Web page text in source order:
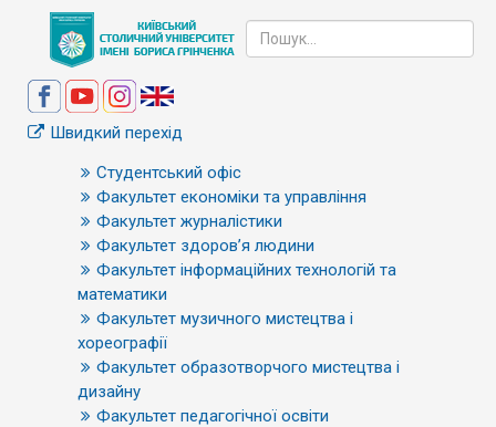
Швидкий перехід
Студентський офіс
Факультет економіки та управління
Факультет журналістики
Факультет здоров’я людини
Факультет інформаційних технологій та
математики
Факультет музичного мистецтва і
хореографії
Факультет образотворчого мистецтва і
дизайну
Факультет педагогічної освіти